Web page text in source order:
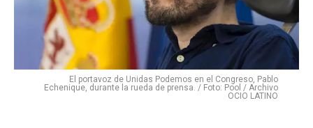
El portavoz de Unidas Podemos en el Congreso, Pablo
Echenique, durante la rueda de prensa. / Foto: Pool / Archivo
OCIO LATINO